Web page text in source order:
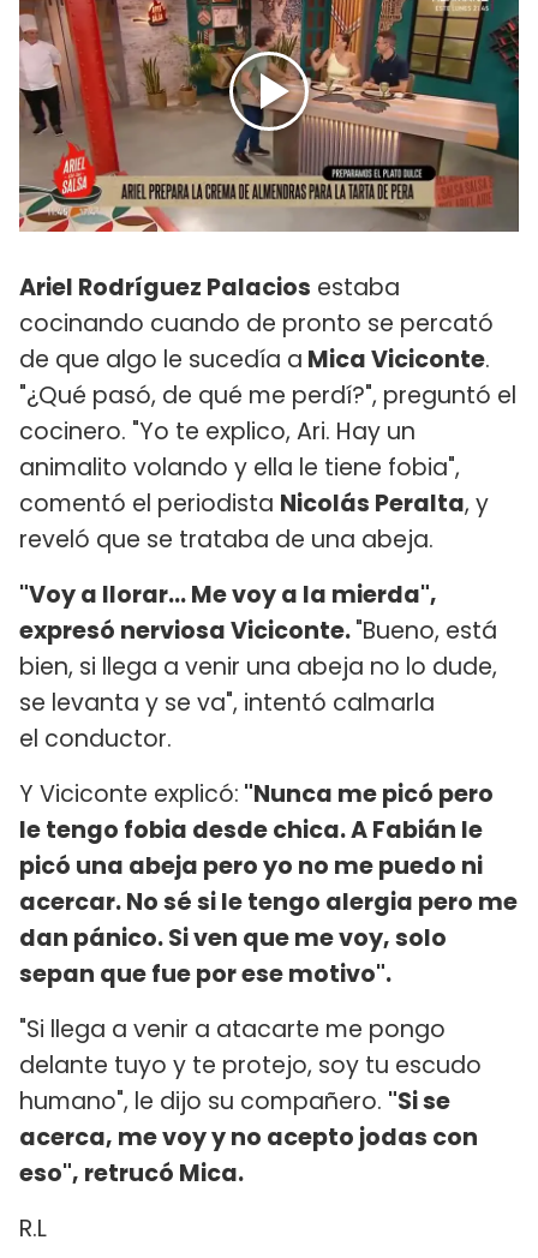
Ariel Rodríguez Palacios estaba
cocinando cuando de pronto se percató
de que algo le sucedía a Mica Viciconte.
"¿Qué pasó, de qué me perdí?", preguntó el
cocinero. "Yo te explico, Ari. Hay un
animalito volando y ella le tiene fobia",
comentó el periodista Nicolás Peralta, y
reveló que se trataba de una abeja.
"Voy a llorar... Me voy a la mierda",
expresó nerviosa Viciconte."Bueno, está
bien, si llega a venir una abeja no lo dude,
se levanta y se va", intentó calmarla
el conductor.
Y Viciconte explicó: "Nunca me picó pero
le tengo fobia desde chica. A Fabián le
picó una abeja pero yo no me puedo ni
acercar. No sé si le tengo alergia pero me
dan pánico. Si ven que me voy, solo
sepan que fue por ese motivo".
"Si llega a venir a atacarte me pongo
delante tuyo y te protejo, soy tu escudo
humano", le dijo su compañero. "Si se
acerca, me voy y no acepto jodas con
eso", retrucó Mica.
R.L